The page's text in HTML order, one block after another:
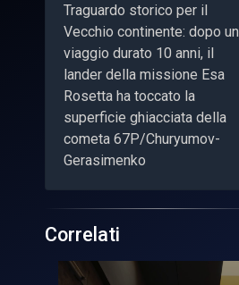
Traguardo storico per il
Vecchio continente: dopo un
viaggio durato 10 anni, il
lander della missione Esa
Rosetta ha toccato la
superficie ghiacciata della
cometa 67P/Churyumov-
Gerasimenko
Correlati